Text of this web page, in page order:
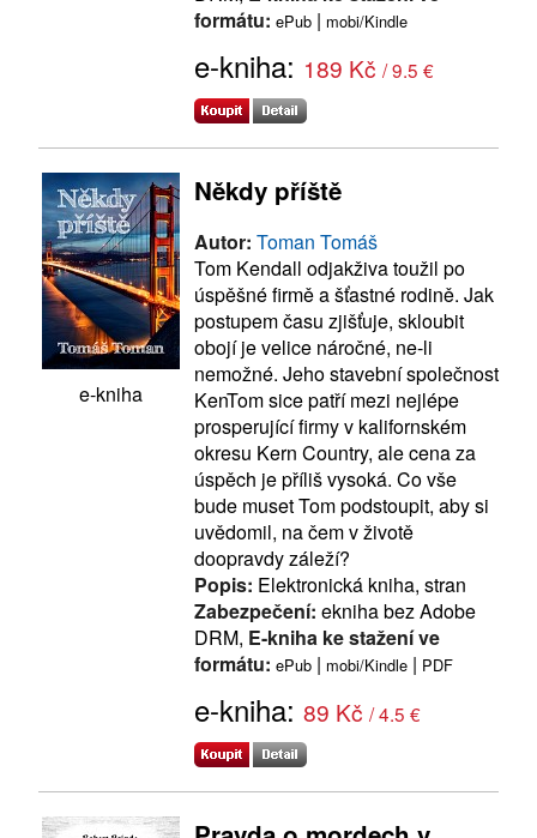
formátu: ePub | mobi/Kindle
e-kniha: 189 Kč / 9.5 €
e-kniha
Někdy příště
Autor: Toman Tomáš
Tom Kendall odjakživa toužil po
úspěšné firmě a šťastné rodině. Jak
postupem času zjišťuje, skloubit
obojí je velice náročné, ne-li
nemožné. Jeho stavební společnost
KenTom sice patří mezi nejlépe
prosperující firmy v kalifornském
okresu Kern Country, ale cena za
úspěch je příliš vysoká. Co vše
bude muset Tom podstoupit, aby si
uvědomil, na čem v životě
doopravdy záleží?
Popis: Elektronická kniha, stran
Zabezpečení: ekniha bez Adobe
DRM, E-kniha ke stažení ve
formátu: ePub | mobi/Kindle | PDF
e-kniha: 89 Kč / 4.5 €